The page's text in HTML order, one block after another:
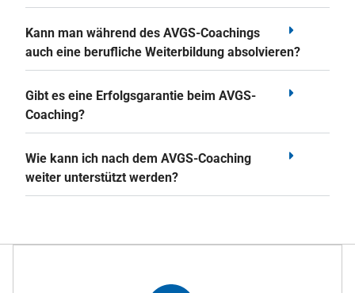
Kann man während des AVGS-Coachings
auch eine berufliche Weiterbildung absolvieren?
Gibt es eine Erfolgsgarantie beim AVGS-
Coaching?
Wie kann ich nach dem AVGS-Coaching
weiter unterstützt werden?